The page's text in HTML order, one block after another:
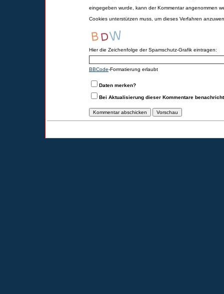
eingegeben wurde, kann der Kommentar angenommen
Cookies unterstützen muss, um dieses Verfahren
Hier die Zeichenfolge der Spamschutz-Grafik eintragen:
BBCode-Formatierung erlaubt
Daten merken?
Bei Aktualisierung dieser Kommentare